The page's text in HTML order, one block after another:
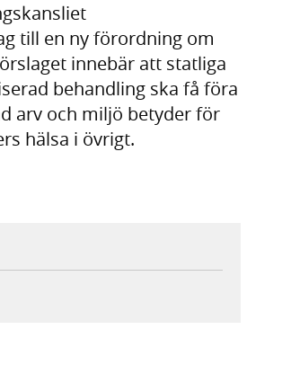
till en ny förordning om
innebär att statliga
behandling ska få föra
arv och miljö betyder för
hälsa i övrigt.